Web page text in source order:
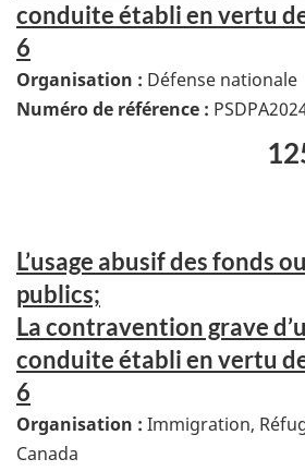
conduite établi en vertu
6
Organisation : Défense nationale
Numéro de référence :
L’usage abusif des fonds
publics;
La contravention grave
conduite établi en vertu
6
Organisation : Immigration,
Canada